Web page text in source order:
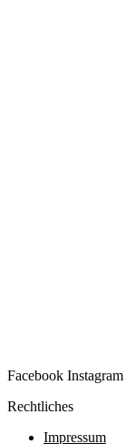
Facebook Instagram
Rechtliches
Impressum